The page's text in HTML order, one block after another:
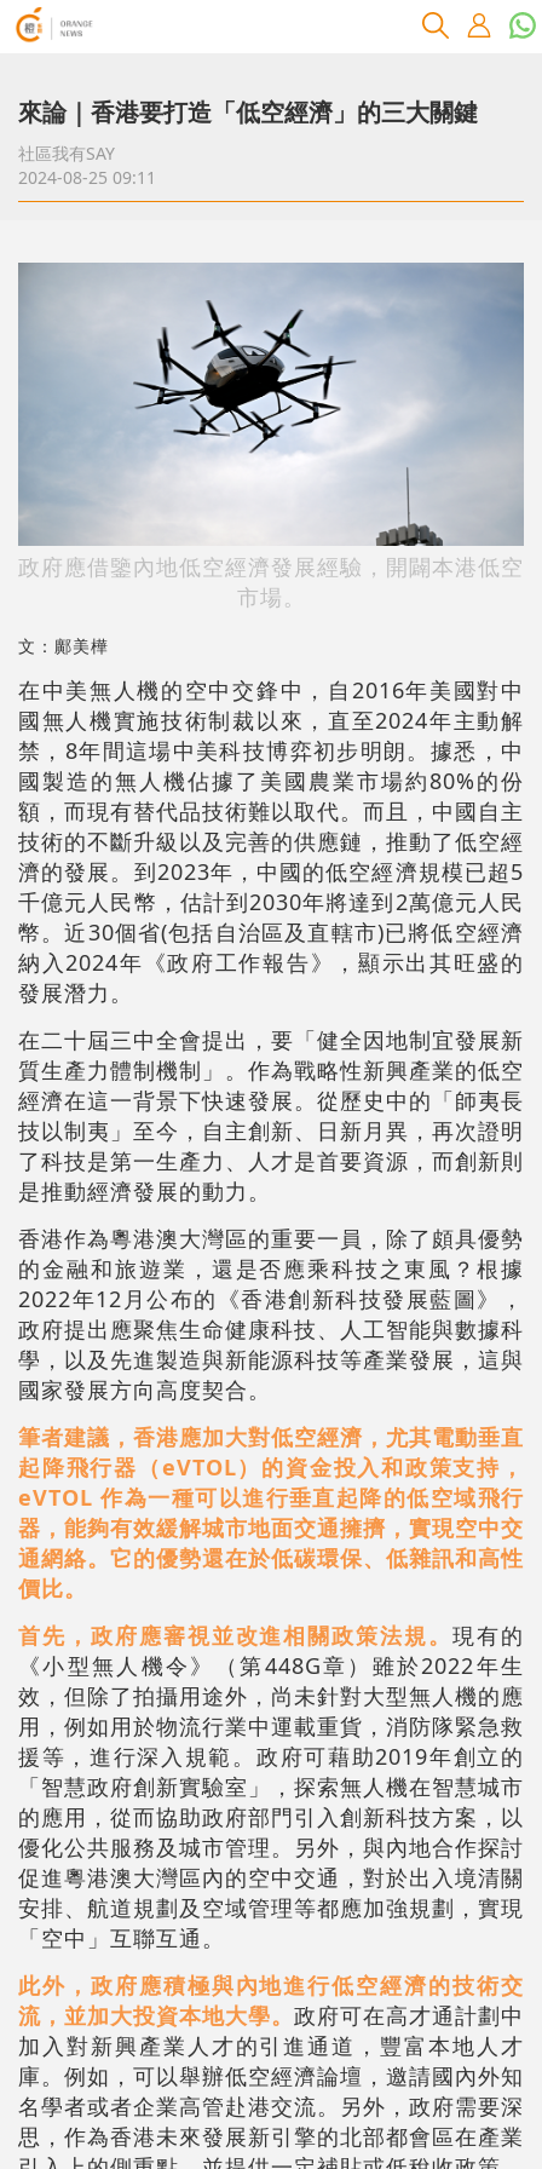
來論｜香港要打造「低空經濟」的三大關鍵
社區我有SAY
2024-08-25 09:11
政府應借鑒內地低空經濟發展經驗，開闢本港低空
市場。
文：鄺美樺
在中美無人機的空中交鋒中，自2016年美國對中
國無人機實施技術制裁以來，直至2024年主動解
禁，8年間這場中美科技博弈初步明朗。據悉，中
國製造的無人機佔據了美國農業市場約80%的份
額，而現有替代品技術難以取代。而且，中國自主
技術的不斷升級以及完善的供應鏈，推動了低空經
濟的發展。到2023年，中國的低空經濟規模已超5
千億元人民幣，估計到2030年將達到2萬億元人民
幣。近30個省(包括自治區及直轄市)已將低空經濟
納入2024年《政府工作報告》，顯示出其旺盛的
發展潛力。
在二十屆三中全會提出，要「健全因地制宜發展新
質生產力體制機制」。作為戰略性新興產業的低空
經濟在這一背景下快速發展。從歷史中的「師夷長
技以制夷」至今，自主創新、日新月異，再次證明
了科技是第一生產力、人才是首要資源，而創新則
是推動經濟發展的動力。
香港作為粵港澳大灣區的重要一員，除了頗具優勢
的金融和旅遊業，還是否應乘科技之東風？根據
2022年12月公布的《香港創新科技發展藍圖》，
政府提出應聚焦生命健康科技、人工智能與數據科
學，以及先進製造與新能源科技等產業發展，這與
國家發展方向高度契合。
筆者建議，香港應加大對低空經濟，尤其電動垂直
起降飛行器（eVTOL）的資金投入和政策支持，
eVTOL 作為一種可以進行垂直起降的低空域飛行
器，能夠有效緩解城市地面交通擁擠，實現空中交
通網絡。它的優勢還在於低碳環保、低雜訊和高性
價比。
首先，政府應審視並改進相關政策法規。現有的
《小型無人機令》（第448G章）雖於2022年生
效，但除了拍攝用途外，尚未針對大型無人機的應
用，例如用於物流行業中運載重貨，消防隊緊急救
援等，進行深入規範。政府可藉助2019年創立的
「智慧政府創新實驗室」，探索無人機在智慧城市
的應用，從而協助政府部門引入創新科技方案，以
優化公共服務及城市管理。另外，與內地合作探討
促進粵港澳大灣區內的空中交通，對於出入境清關
安排、航道規劃及空域管理等都應加強規劃，實現
「空中」互聯互通。
此外，政府應積極與內地進行低空經濟的技術交
流，並加大投資本地大學。 政府可在高才通計劃中
加入對新興產業人才的引進通道，豐富本地人才
庫。例如，可以舉辦低空經濟論壇，邀請國內外知
名學者或者企業高管赴港交流。另外，政府需要深
思，作為香港未來發展新引擎的北部都會區在產業